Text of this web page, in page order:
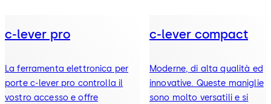
c-lever pro
La ferramenta elettronica per
porte c-lever pro controlla il
vostro accesso e offre
c-lever compact
Moderne, di alta qualità ed
innovative. Queste maniglie
sono molto versatili e si